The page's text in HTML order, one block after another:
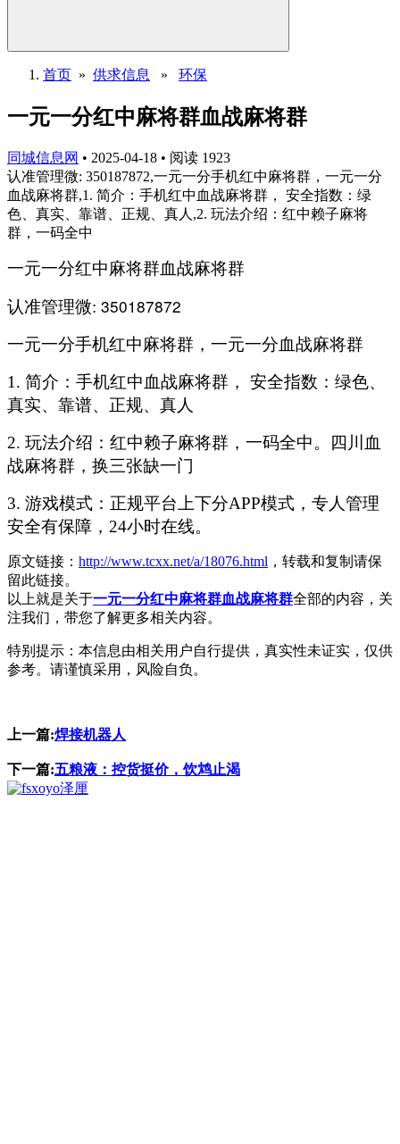
首页 » 供求信息 » 环保
一元一分红中麻将群血战麻将群
同城信息网 • 2025-04-18 • 阅读 1923
认准管理微: 350187872,一元一分手机红中麻将群，一元一分
血战麻将群,1. 简介：手机红中血战麻将群， 安全指数：绿
色、真实、靠谱、正规、真人,2. 玩法介绍：红中赖子麻将
群，一码全中
一元一分红中麻将群血战麻将群
认准管理微: 350187872
一元一分手机红中麻将群，一元一分血战麻将群
1. 简介：手机红中血战麻将群， 安全指数：绿色、
真实、靠谱、正规、真人
2. 玩法介绍：红中赖子麻将群，一码全中。四川血
战麻将群，换三张缺一门
3. 游戏模式：正规平台上下分APP模式，专人管理
安全有保障，24小时在线。
原文链接： http://www.tcxx.net/a/18076.html ，转载和复制请保
留此链接。
以上就是关于一元一分红中麻将群血战麻将群全部的内容，关
注我们，带您了解更多相关内容。
特别提示：本信息由相关用户自行提供，真实性未证实，仅供
参考。请谨慎采用，风险自负。
上一篇:焊接机器人
下一篇:五粮液：控货挺价，饮鸩止渴
泽厘